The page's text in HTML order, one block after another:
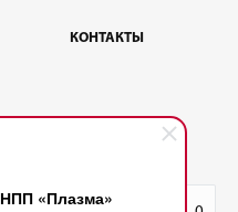
НПП «Плазма»
КОНТАКТЫ